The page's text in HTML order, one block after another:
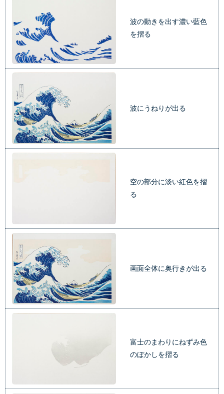
波の動きを出す濃い藍色
を摺る
波にうねりが出る
空の部分に淡い紅色を摺
る
画面全体に奥行きが出る
富士のまわりにねずみ色
のぼかしを摺る